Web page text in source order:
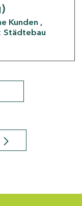
Kunden
Städtebau